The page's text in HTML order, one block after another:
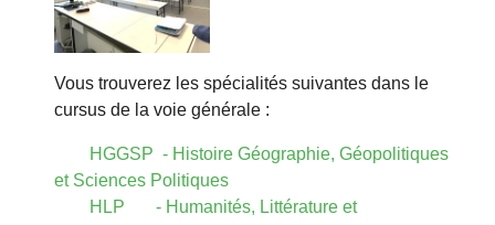
Vous trouverez les spécialités suivantes dans le
cursus de la voie générale :
HGGSP - Histoire Géographie, Géopolitiques
et Sciences Politiques
HLP - Humanités, Littérature et